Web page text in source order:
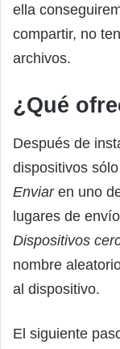
ella
compartir, no
archivos.
¿Qué
Después de
dispositivos
Enviaren uno
lugares de
Dispositivos
nombre
al dispositivo.
El siguiente